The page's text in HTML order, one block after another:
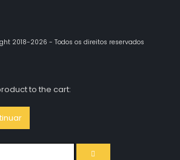
2018-2026 - Todos os direitos reservados
to the cart: